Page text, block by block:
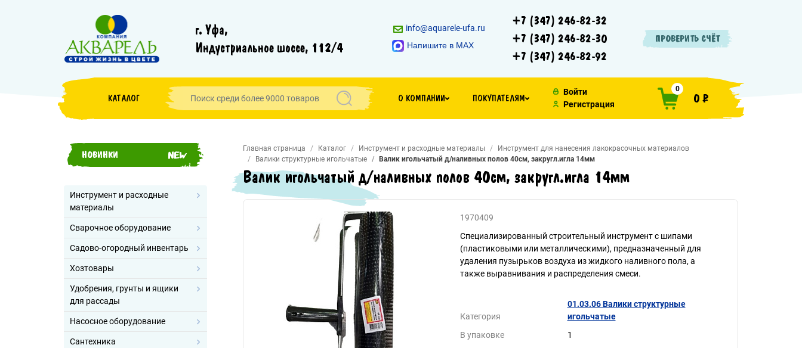
г. Уфа,
Индустриальное шоссе, 112/4
info@aquarele-ufa.ru
Напишите в MAX
+7 (347) 246-82-32
+7 (347) 246-82-30
+7 (347) 246-82-92
ПРОВЕРИТЬ СЧЁТ
КАТАЛОГ О КОМПАНИИ ПОКУПАТЕЛЯМ
Войти
Регистрация
0
0 ₽
НОВИНКИ
Инструмент и расходные
материалы
Сварочное оборудование
Садово-огородный инвентарь
Хозтовары
Удобрения, грунты и ящики
для рассады
Насосное оборудование
Сантехника
Главная страница Каталог Инструмент и расходные материалы
Инструмент для нанесения лакокрасочных материалов
Валики структурные игольчатые
Валик игольчатый д/наливных полов 40см, закругл.игла 14мм
Валик игольчатый д/наливных полов 40см, закругл.игла 14мм
1970409
Специализированный строительный инструмент с шипами
(пластиковыми или металлическими), предназначенный для
удаления пузырьков воздуха из жидкого наливного пола, а
также выравнивания и распределения смеси.
Категория
01.03.06 Валики структурные
игольчатые
В упаковке
1